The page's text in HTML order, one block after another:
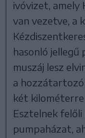
ivóvizet, amely
van vezetve, a
hasonló
muszáj lesz
a hozzátartozó
két
Esztelnek
pumpaházat,